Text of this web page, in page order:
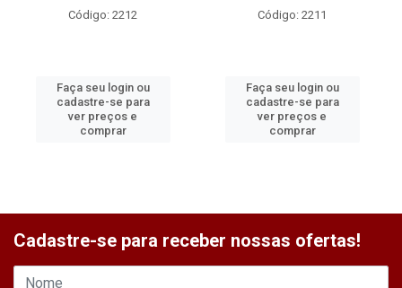
Código: 2212
Faça seu login ou
cadastre-se para
ver preços e
comprar
Código: 2211
Faça seu login ou
cadastre-se para
ver preços e
comprar
Cadastre-se para receber nossas ofertas!